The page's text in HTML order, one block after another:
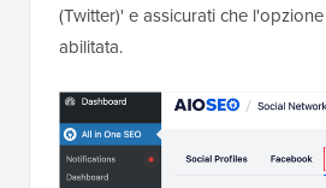
(Twitter)' e assicurati che
abilitata.